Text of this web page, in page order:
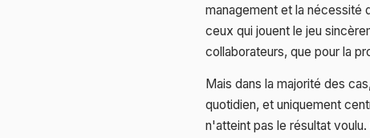
management et la nécessité
ceux qui jouent le jeu
collaborateurs, que pour la
Mais dans la majorité des
quotidien, et uniquement
n'atteint pas le résultat